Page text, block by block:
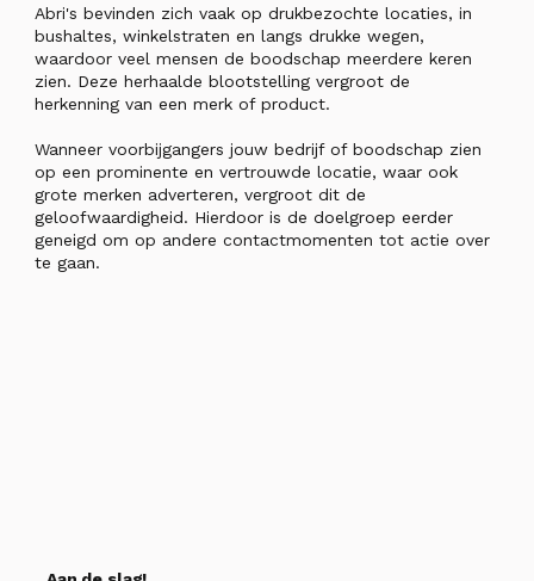
Abri's bevinden zich vaak op drukbezochte locaties, in
bushaltes, winkelstraten en langs drukke wegen,
waardoor veel mensen de boodschap meerdere keren
zien. Deze herhaalde blootstelling vergroot de
herkenning van een merk of product.
Wanneer voorbijgangers jouw bedrijf of boodschap zien
op een prominente en vertrouwde locatie, waar ook
grote merken adverteren, vergroot dit de
geloofwaardigheid. Hierdoor is de doelgroep eerder
geneigd om op andere contactmomenten tot actie over
te gaan.